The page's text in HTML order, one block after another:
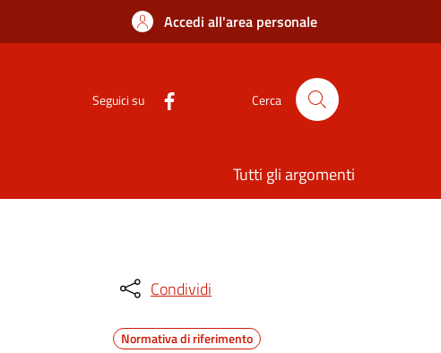
Accedi all'area personale
Seguici su Cerca
Tutti gli argomenti
Condividi
Normativa di riferimento